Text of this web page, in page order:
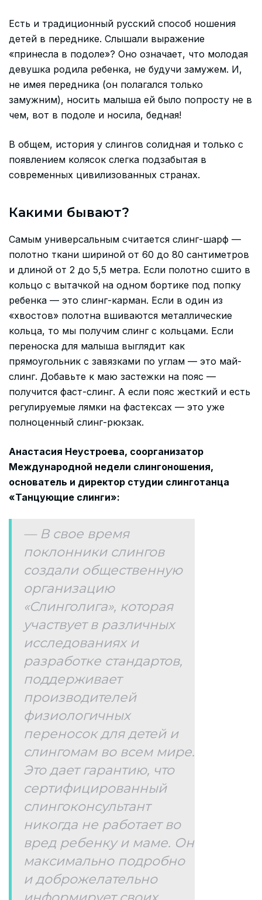
Есть и традиционный русский способ ношения
детей в переднике. Слышали выражение
«принесла в подоле»? Оно означает, что молодая
девушка родила ребенка, не будучи замужем. И,
не имея передника (он полагался только
замужним), носить малыша ей было попросту не в
чем, вот в подоле и носила, бедная!
В общем, история у слингов солидная и только с
появлением колясок слегка подзабытая в
современных цивилизованных странах.
Какими бывают?
Самым универсальным считается слинг-шарф —
полотно ткани шириной от 60 до 80 сантиметров
и длиной от 2 до 5,5 метра. Если полотно сшито в
кольцо с вытачкой на одном бортике под попку
ребенка — это слинг-карман. Если в один из
«хвостов» полотна вшиваются металлические
кольца, то мы получим слинг с кольцами. Если
переноска для малыша выглядит как
прямоугольник с завязками по углам — это май-
слинг. Добавьте к маю застежки на пояс —
получится фаст-слинг. А если пояс жесткий и есть
регулируемые лямки на фастексах — это уже
полноценный слинг-рюкзак.
Анастасия Неустроева, соорганизатор
Международной недели слингоношения,
основатель и директор студии слинготанца
«Танцующие слинги»:
— В свое время
поклонники слингов
создали общественную
организацию
«Слинголига», которая
участвует в различных
исследованиях и
разработке стандартов,
поддерживает
производителей
физиологичных
переносок для детей и
слингомам во всем мире.
Это дает гарантию, что
сертифицированный
слингоконсультант
никогда не работает во
вред ребенку и маме. Он
максимально подробно
и доброжелательно